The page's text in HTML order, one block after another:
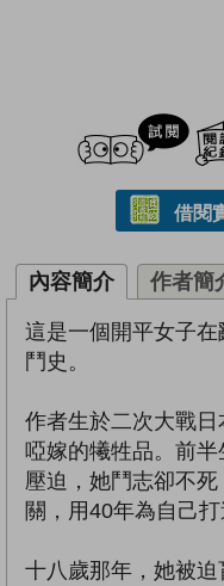
試
借閱
內容簡介 作者簡
這是一個開平女子
鬥史。
作者生於二次大戰
啞嫁的犧牲品。前
壓迫，她鬥志卻不
關，用40年為自己
十八歲那年，她被